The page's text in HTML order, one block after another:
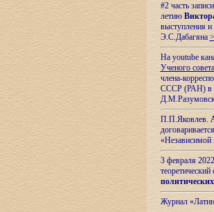
#2 часть
летию
выступления
Э.С.Дабагяна
На youtube
Ученого
члена-
СССР (РАН) в
П.П.Яковлев.
«Независимой
3 февраля
теоретический
Журнал